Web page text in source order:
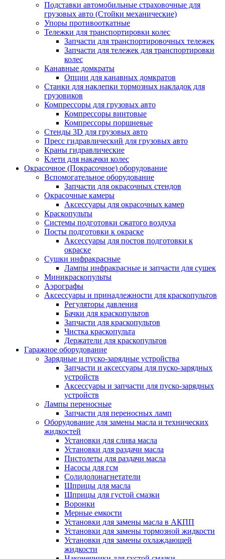
Подставки автомобильные страховочные для
грузовых авто (Стойки механические)
Упоры противооткатные
Тележки для транспортировки колес
Запчасти для транспортировочных тележек
Запчасти для тележек для транспортировки
колес
Канавные домкраты
Опции для канавных домкратов
Станки для наклепки тормозных накладок для
грузовиков
Компрессоры для грузовых авто
Компрессоры винтовые
Компрессоры поршневые
Стенды 3D для грузовых авто
Пресс гидравлический для грузовых авто
Краны гидравлические
Клети для накачки колес
Окрасочное (Покрасочное) оборудование
Вспомогательное оборудование
Запчасти для окрасочных стендов
Окрасочные камеры
Аксессуары для окрасочных камер
Краскопульты
Системы подготовки сжатого воздуха
Посты подготовки к окраске
Аксессуары для постов подготовки к
окраске
Сушки инфракрасные
Лампы инфракрасные и запчасти для сушек
Миникраскопульты
Аэрографы
Аксессуары и принадлежности для краскопультов
Регуляторы давления
Бачки для краскопультов
Запчасти для краскопультов
Чистка краскопульта
Держатели для краскопультов
Гаражное оборудование
Зарядные и пуско-зарядные устройства
Запчасти и аксессуары для пуско-зарядных
устройств
Аксессуары и запчасти для пуско-зарядных
устройств
Лампы переносные
Запчасти для переносных ламп
Оборудование для замены масла и технических
жидкостей
Установки для слива масла
Установки для раздачи масла
Пистолеты для раздачи масла
Насосы для гсм
Солидолонагнетатели
Шприцы для масла
Шприцы для густой смазки
Воронки
Мерные емкости
Установки для замены масла в АКПП
Установки для замены тормозной жидкости
Установки для замены охлаждающей
жидкости